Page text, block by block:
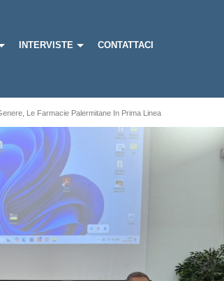
INTERVISTE CONTATTACI
Le Farmacie Palermitane In Prima Linea